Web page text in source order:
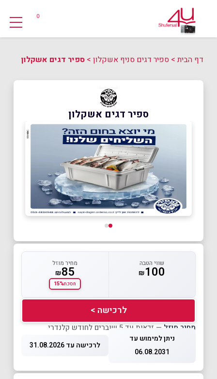
0
דף הבית> ספיר דגים סניף אשקלון > ספיר דגים אשקלון
ספיר דגים אשקלון
שווי הטבה
₪100
מחיר מוזל
₪85
חסכת15%
לרכישה >
מחיר מוזל — זכאות עד 5 שוברים לחודש קלנדרי
ניתן למימוש עד
06.08.2031
לרכישה עד 31.08.2026